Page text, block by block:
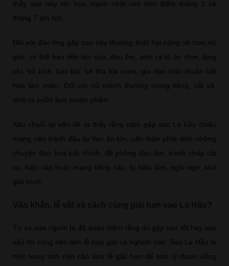
thấy sao này tác họa mạnh nhất vào thời điểm tháng 1 và
tháng 7 âm lịch.
Đối với đàn ông gặp sao này thường thiệt hại nặng nề hơn nữ
giới, có thể hao tiền tốn của, đau ốm, sinh ra tệ ăn chơi, lãng
phí, bồ bịch, bạc bài, bê tha bia rượu, gia đạo mâu thuẫn bất
hòa liên miên. Đối với nữ mệnh thường mang tiếng, cãi vã,
sinh ra buồn bực muộn phiền.
Xâu chuỗi lại vấn đề ta thấy rằng năm gặp sao La hầu chiếu
mạng nên tránh đầu tư làm ăn lớn, cẩn thận phát sinh những
chuyện đào hoa bất chính, đề phòng đau ốm, tranh chấp cãi
cọ, kiện cáo hoặc mang tiếng xấu, bị hiểu lầm, nghi ngờ, khó
giải trình.
Từ xa xưa người ta đã quan niệm rằng dù gặp sao tốt hay sao
xấu thì cũng nên làm lễ hóa giải và nghinh sao. Sao La Hầu là
một hung tinh nên cần làm lễ giải hạn để tâm lý được vững